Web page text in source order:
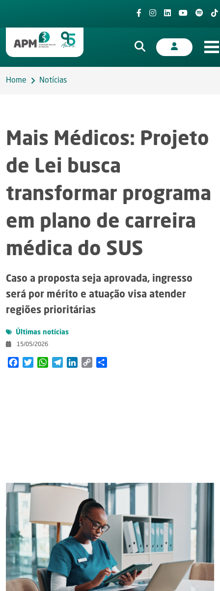
Home Notícias
Mais Médicos: Projeto
de Lei busca
transformar programa
em plano de carreira
médica do SUS
Caso a proposta seja aprovada, ingresso
será por mérito e atuação visa atender
regiões prioritárias
Últimas notícias
15/05/2026
FacebookTwitterWhatsAppTelegramLinkedIn
Copy